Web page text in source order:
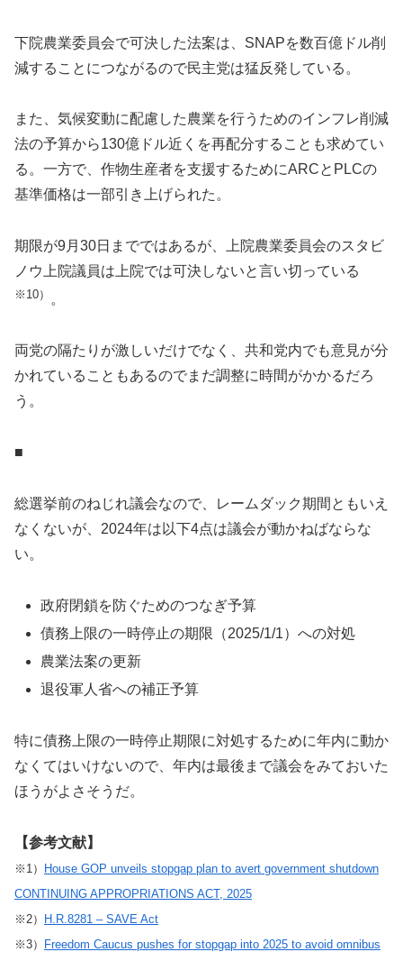
下院農業委員会で可決した法案は、SNAPを数百億ドル削
減することにつながるので民主党は猛反発している。
また、気候変動に配慮した農業を行うためのインフレ削減
法の予算から130億ドル近くを再配分することも求めてい
る。一方で、作物生産者を支援するためにARCとPLCの
基準価格は一部引き上げられた。
期限が9月30日までではあるが、上院農業委員会のスタビ
ノウ上院議員は上院では可決しないと言い切っている
※10） 。
両党の隔たりが激しいだけでなく、共和党内でも意見が分
かれていることもあるのでまだ調整に時間がかかるだろ
う。
■
総選挙前のねじれ議会なので、レームダック期間ともいえ
なくないが、2024年は以下4点は議会が動かねばならな
い。
政府閉鎖を防ぐためのつなぎ予算
債務上限の一時停止の期限（2025/1/1）への対処
農業法案の更新
退役軍人省への補正予算
特に債務上限の一時停止期限に対処するために年内に動か
なくてはいけないので、年内は最後まで議会をみておいた
ほうがよさそうだ。
【参考文献】
※1）
House GOP unveils stopgap plan to avert government shutdown
CONTINUING APPROPRIATIONS ACT, 2025
※2）
H.R.8281 – SAVE Act
※3）
Freedom Caucus pushes for stopgap into 2025 to avoid omnibus